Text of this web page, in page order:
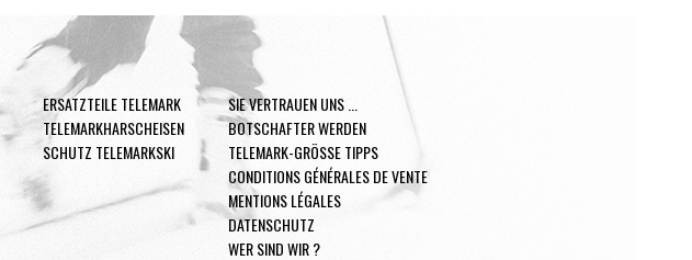
ERSATZTEILE TELEMARK
TELEMARKHARSCHEISEN
SCHUTZ TELEMARKSKI
SIE VERTRAUEN UNS ...
BOTSCHAFTER WERDEN
TELEMARK-GRÖSSE TIPPS
CONDITIONS GÉNÉRALES DE VENTE
MENTIONS LÉGALES
DATENSCHUTZ
WER SIND WIR ?